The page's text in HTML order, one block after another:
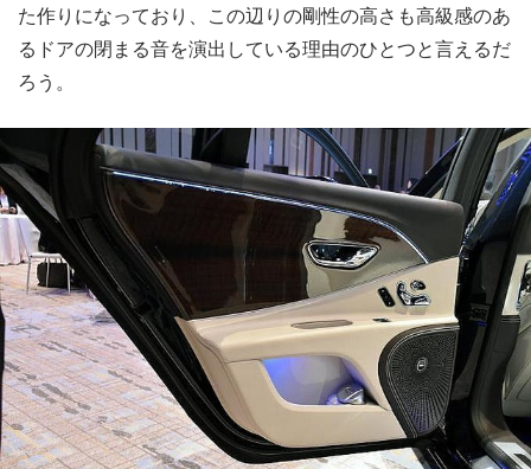
た作りになっており、この辺りの剛性の高さも高級感のあ
るドアの閉まる音を演出している理由のひとつと言えるだ
ろう。